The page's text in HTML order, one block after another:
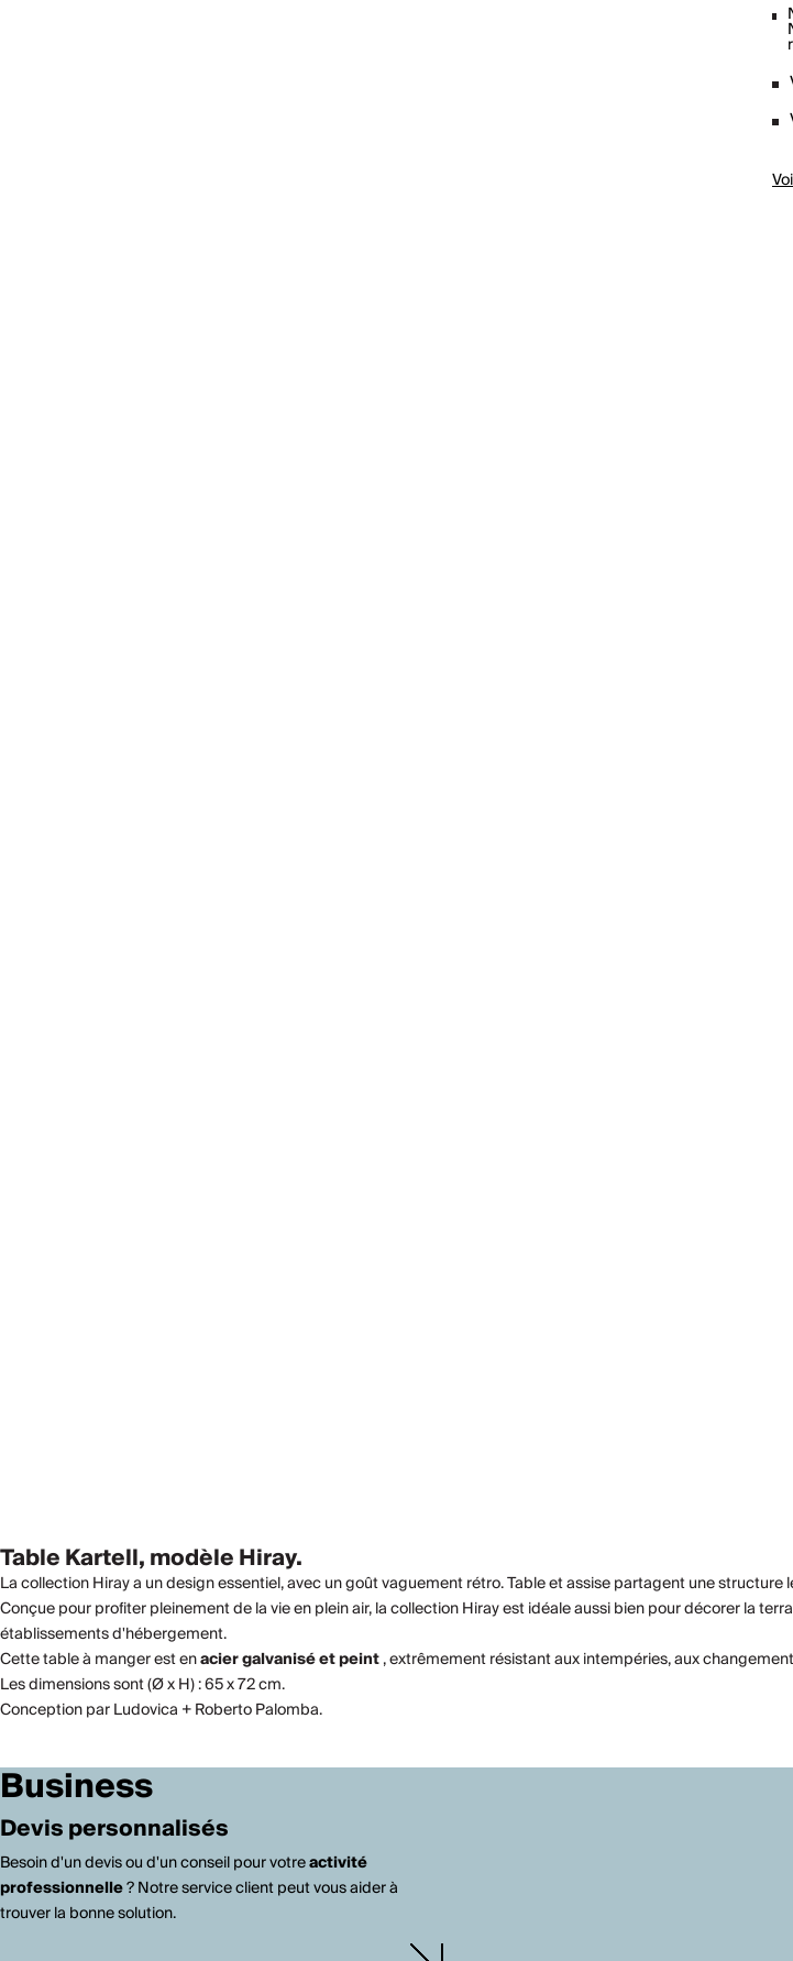
Table Kartell, modèle Hiray.
La collection Hiray a un design essentiel, avec un goût vaguement rétro. Table et assise partagent une
Conçue pour profiter pleinement de la vie en plein air, la collection Hiray est idéale aussi bien pour décorer la
établissements d'hébergement.
Cette table à manger est enacier galvanisé et peint, extrêmement résistant aux intempéries, aux
Les dimensions sont (Ø x H) : 65 x 72 cm.
Conception par Ludovica + Roberto Palomba.
Business
Devis personnalisés
Besoin d'un devis ou d'un conseil pour votreactivité
professionnelle? Notre service client peut vous aider à
trouver la bonne solution.